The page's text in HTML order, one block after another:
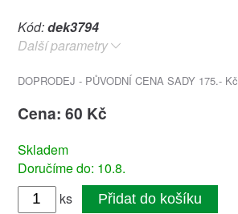
Kód:dek3794
Další parametry
DOPRODEJ - PŮVODNÍ CENA SADY 175.- Kč
Cena: 60 Kč
Skladem
Doručíme do: 10.8.
ks
Přidat do košíku